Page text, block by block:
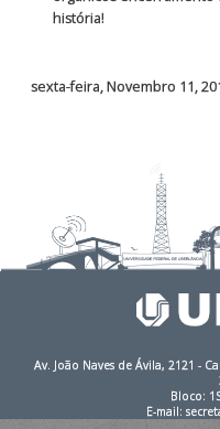
história!
sexta-feira, Novembro 11,
Av. João Naves de Ávila, 2121 -
Bloco:
E-mail: